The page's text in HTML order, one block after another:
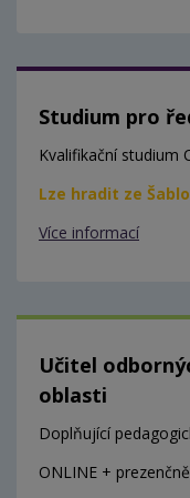
Studium pro
Kvalifikační studium
Lze hradit ze
Více informací
Učitel
oblasti
Doplňující
ONLINE + prezenčně